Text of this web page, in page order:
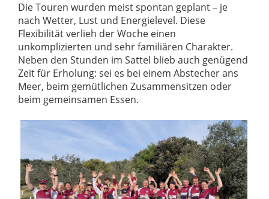
Die Touren wurden meist spontan geplant – je
nach Wetter, Lust und Energielevel. Diese
Flexibilität verlieh der Woche einen
unkomplizierten und sehr familiären Charakter.
Neben den Stunden im Sattel blieb auch genügend
Zeit für Erholung: sei es bei einem Abstecher ans
Meer, beim gemütlichen Zusammensitzen oder
beim gemeinsamen Essen.